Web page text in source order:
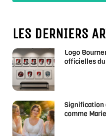
LES DERNIERS
Logo
officielles du
Signification
comme